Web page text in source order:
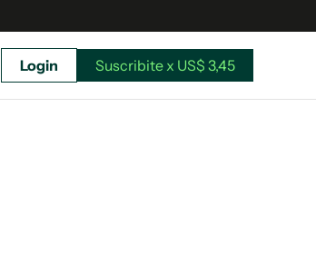
Login Suscribite x US$ 3,45